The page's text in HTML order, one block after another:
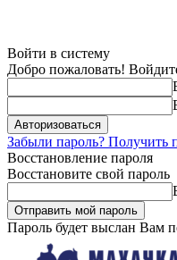
Войти в систему
Добро пожаловать!
Забыли пароль? Получить
Восстановление пароля
Восстановите свой пароль
Пароль будет выслан Вам